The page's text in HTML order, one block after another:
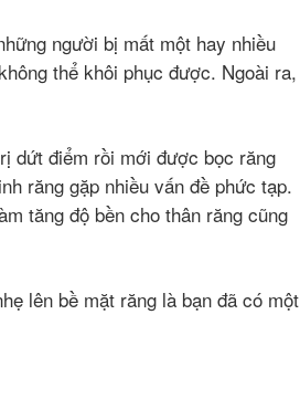
người bị mất một hay nhiều
thể khôi phục được. Ngoài ra,
dứt điểm rồi mới được bọc răng
răng gặp nhiều vấn đề phức tạp.
tăng độ bền cho thân răng cũng
lên bề mặt răng là bạn đã có một